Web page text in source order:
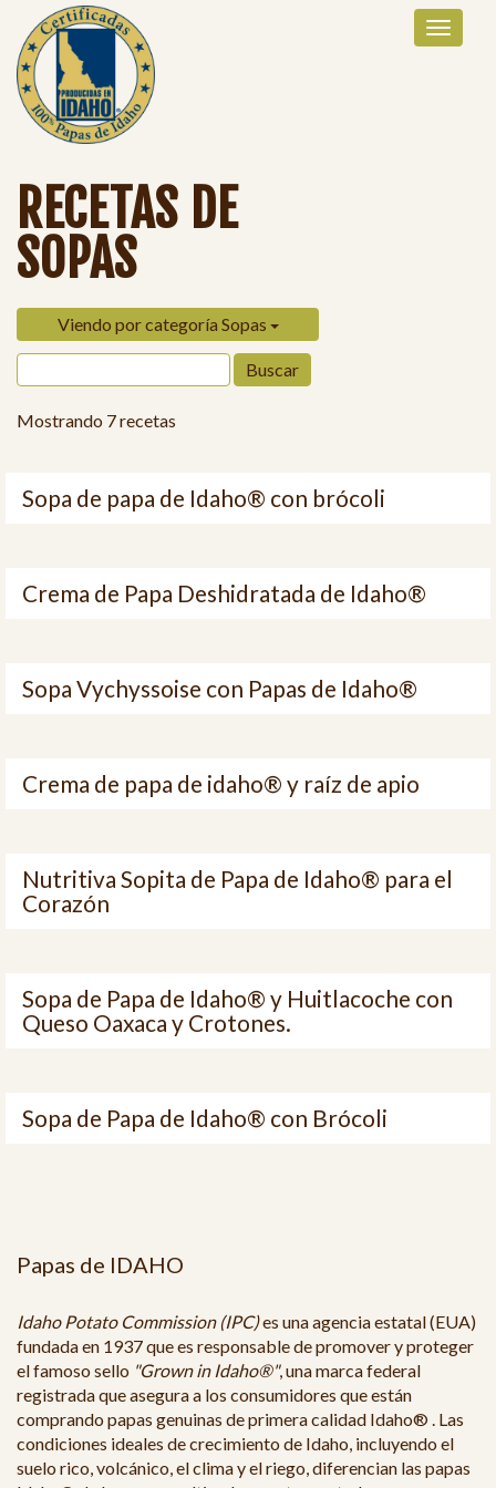
RECETAS DE
SOPAS
Viendo por categoría Sopas
Mostrando 7 recetas
Sopa de papa de Idaho® con brócoli
Crema de Papa Deshidratada de Idaho®
Sopa Vychyssoise con Papas de Idaho®
Crema de papa de idaho® y raíz de apio
Nutritiva Sopita de Papa de Idaho® para el
Corazón
Sopa de Papa de Idaho® y Huitlacoche con
Queso Oaxaca y Crotones.
Sopa de Papa de Idaho® con Brócoli
Papas de IDAHO
Idaho Potato Commission (IPC)es una agencia estatal (EUA)
fundada en 1937 que es responsable de promover y proteger
el famoso sello "Grown in Idaho®", una marca federal
registrada que asegura a los consumidores que están
comprando papas genuinas de primera calidad Idaho® . Las
condiciones ideales de crecimiento de Idaho, incluyendo el
suelo rico, volcánico, el clima y el riego, diferencian las papas